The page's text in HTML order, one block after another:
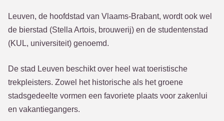
Leuven, de hoofdstad van Vlaams-Brabant, wordt ook wel
de bierstad (Stella Artois, brouwerij) en de studentenstad
(KUL, universiteit) genoemd.
De stad Leuven beschikt over heel wat toeristische
trekpleisters. Zowel het historische als het groene
stadsgedeelte vormen een favoriete plaats voor zakenlui
en vakantiegangers.